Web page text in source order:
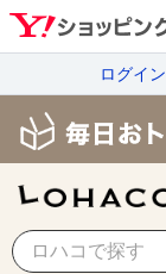
ログイン